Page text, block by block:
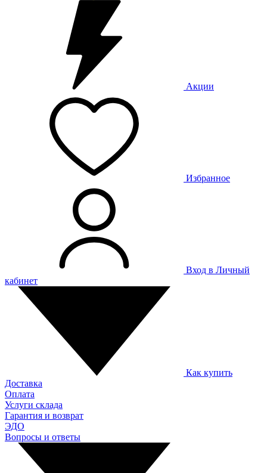
Акции
Избранное
Вход в Личный
кабинет
Как купить
Доставка
Оплата
Услуги склада
Гарантия и возврат
ЭДО
Вопросы и ответы